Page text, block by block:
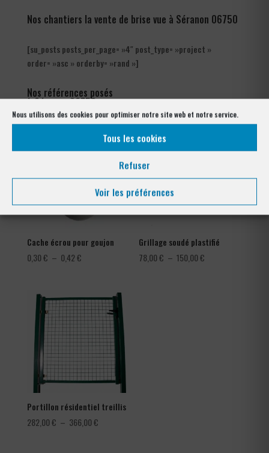
Nous utilisons des cookies pour optimiser notre site web et notre service.
Tous les cookies
Refuser
Voir les préférences
Nos chantiers la vente de brise vue à Séranon 06750
[su_posts posts_per_page= »4″ post_type= »project »
order= »asc » orderby= »rand »]
Nos références posés
à Séranon 06750
Cache écrou pour goujon
0,30€ – 0,42€Plage
0,30 €
à
Grillage soudé plastifié
78,00€ – 150,00€
Portillon résidentiel treillis
282,00€ – 366,00€Plage